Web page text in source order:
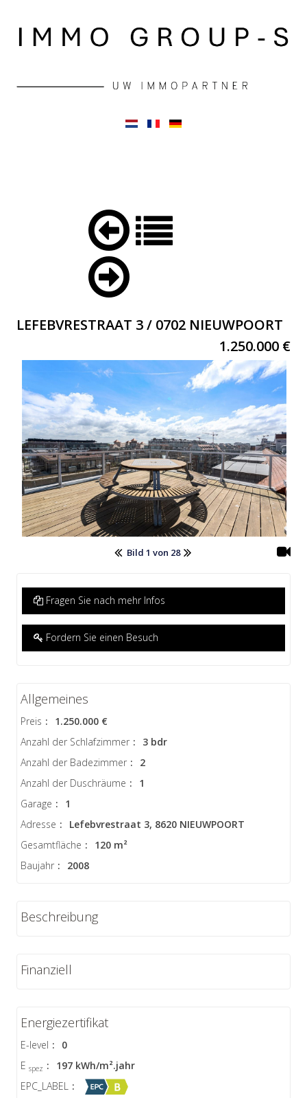
LEFEBVRESTRAAT 3 / 0702 NIEUWPOORT
1.250.000 €
Bild 1 von 28
Fragen Sie nach mehr Infos
Fordern Sie einen Besuch
Allgemeines
Preis :
1.250.000 €
Anzahl der Schlafzimmer :
3 bdr
Anzahl der Badezimmer :
2
Anzahl der Duschräume :
1
Garage :
1
Adresse :
Lefebvrestraat 3, 8620 NIEUWPOORT
Gesamtfläche :
120 m²
Baujahr : 2008
Beschreibung
Finanziell
Energiezertifikat
E-level :
0
Espez :
197 kWh/m².jahr
EPC_LABEL :